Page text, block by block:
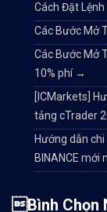
Cách Đặt
Các Bước Mở
Các Bước Mở
10% phí →
[ICMarkets]
tảng cTrader
Hướng dẫn
BINANCE mới
Bình Chọn